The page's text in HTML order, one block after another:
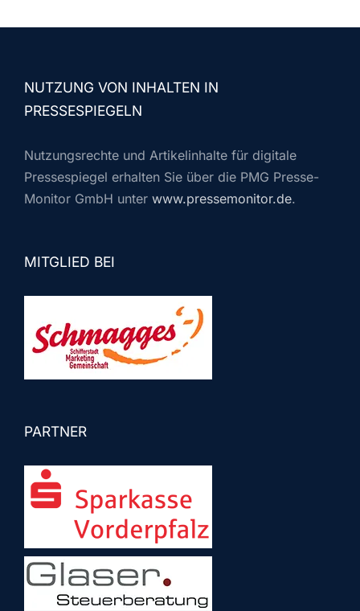
NUTZUNG VON INHALTEN IN
PRESSESPIEGELN
Nutzungsrechte und Artikelinhalte für digitale
Pressespiegel erhalten Sie über die PMG Presse-
Monitor GmbH unter www.pressemonitor.de.
MITGLIED BEI
PARTNER